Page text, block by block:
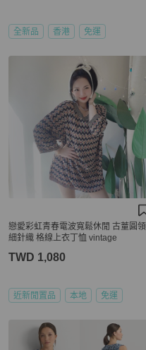
全新品 香港 免運
戀愛彩虹青春電波寬鬆休閒 古蕫圓領
細針織 格線上衣丁恤 vintage
TWD 1,080
近新閒置品 本地 免運